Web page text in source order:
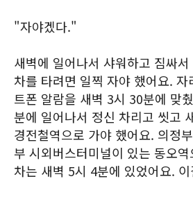
"자야겠다."
새벽에 일어나서 샤워하고 짐싸
차를 타려면 일찍 자야 했어요.
트폰 알람을 새벽 3시 30분에 맞
분에 일어나서 정신 차리고 씻고
경전철역으로 가야 했어요. 의정
부 시외버스터미널이 있는 동오
차는 새벽 5시 4분에 있었어요.